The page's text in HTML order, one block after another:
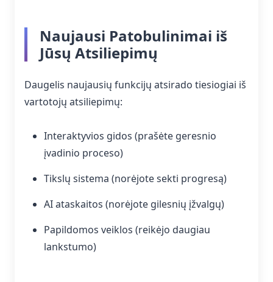
Naujausi Patobulinimai iš
Jūsų Atsiliepimų
Daugelis naujausių funkcijų atsirado tiesiogiai iš
vartotojų atsiliepimų:
Interaktyvios gidos (prašėte geresnio
įvadinio proceso)
Tikslų sistema (norėjote sekti progresą)
AI ataskaitos (norėjote gilesnių įžvalgų)
Papildomos veiklos (reikėjo daugiau
lankstumo)